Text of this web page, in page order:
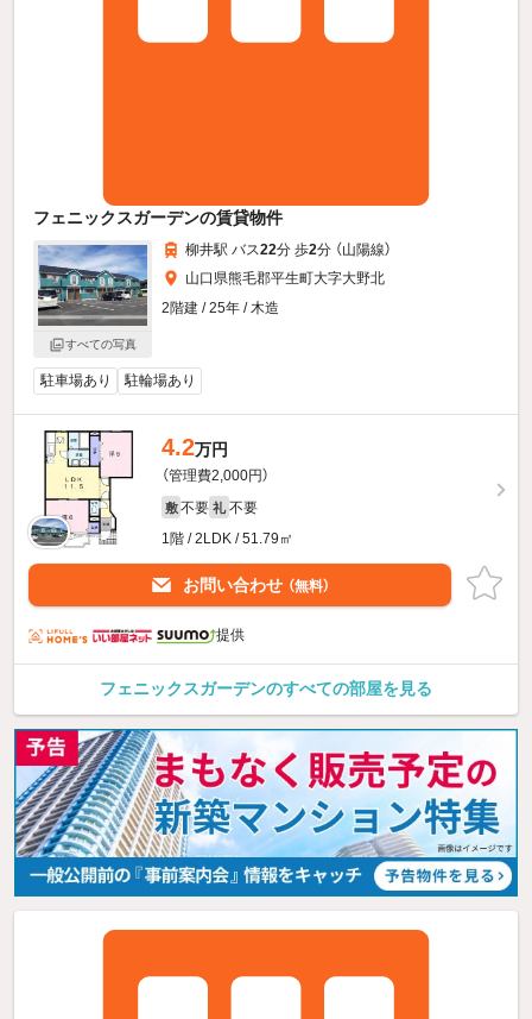
フェニックスガーデンの賃貸物件
すべての写真
柳井駅 バス22分 歩2分 （山陽線）
山口県熊毛郡平生町大字大野北
2階建 / 25年 / 木造
駐車場あり 駐輪場あり
4.2万円
（管理費2,000円）
敷 不要 礼 不要
1階 / 2LDK / 51.79㎡
お問い合わせ （無料）
提供
フェニックスガーデンのすべての部屋を見る